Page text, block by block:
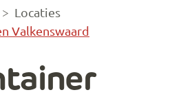
Locaties
Valkenswaard